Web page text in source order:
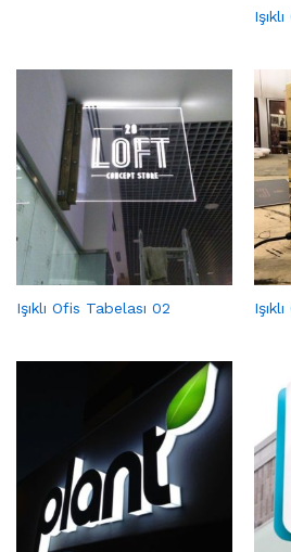
Işıklı Ofis Tabelası 02